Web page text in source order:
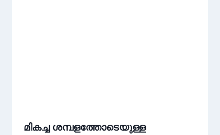
മികച്ച ശമ്പളത്തോടെയുള്ള